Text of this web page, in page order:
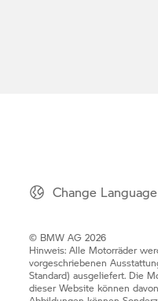
Change Language
© BMW AG 2026
Hinweis: Alle Motorräder
vorgeschriebenen
Standard) ausgeliefert. Die
dieser Website können